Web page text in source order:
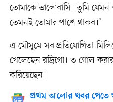
তোমাকে ভালোবাসি। তুমি
তেমনই তোমার পাশে থাকব।’
এ মৌসুমে সব প্রতিযোগিতা
খেলেছেন রদ্রিগো। ৩ গোল
করিয়েছেন।
প্রথম আলোর খবর পেতে